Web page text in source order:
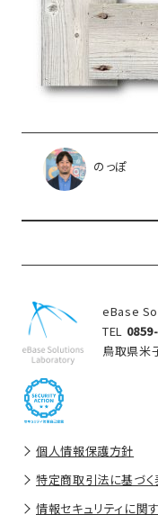
のっぽ
eBase
TEL
鳥取県米
個人情報保護方針
特定商取引法に基づく
情報セキュリティに関